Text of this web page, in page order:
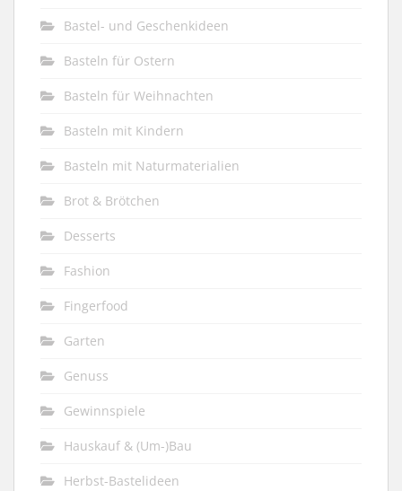
Bastel- und Geschenkideen
Basteln für Ostern
Basteln für Weihnachten
Basteln mit Kindern
Basteln mit Naturmaterialien
Brot & Brötchen
Desserts
Fashion
Fingerfood
Garten
Genuss
Gewinnspiele
Hauskauf & (Um-)Bau
Herbst-Bastelideen